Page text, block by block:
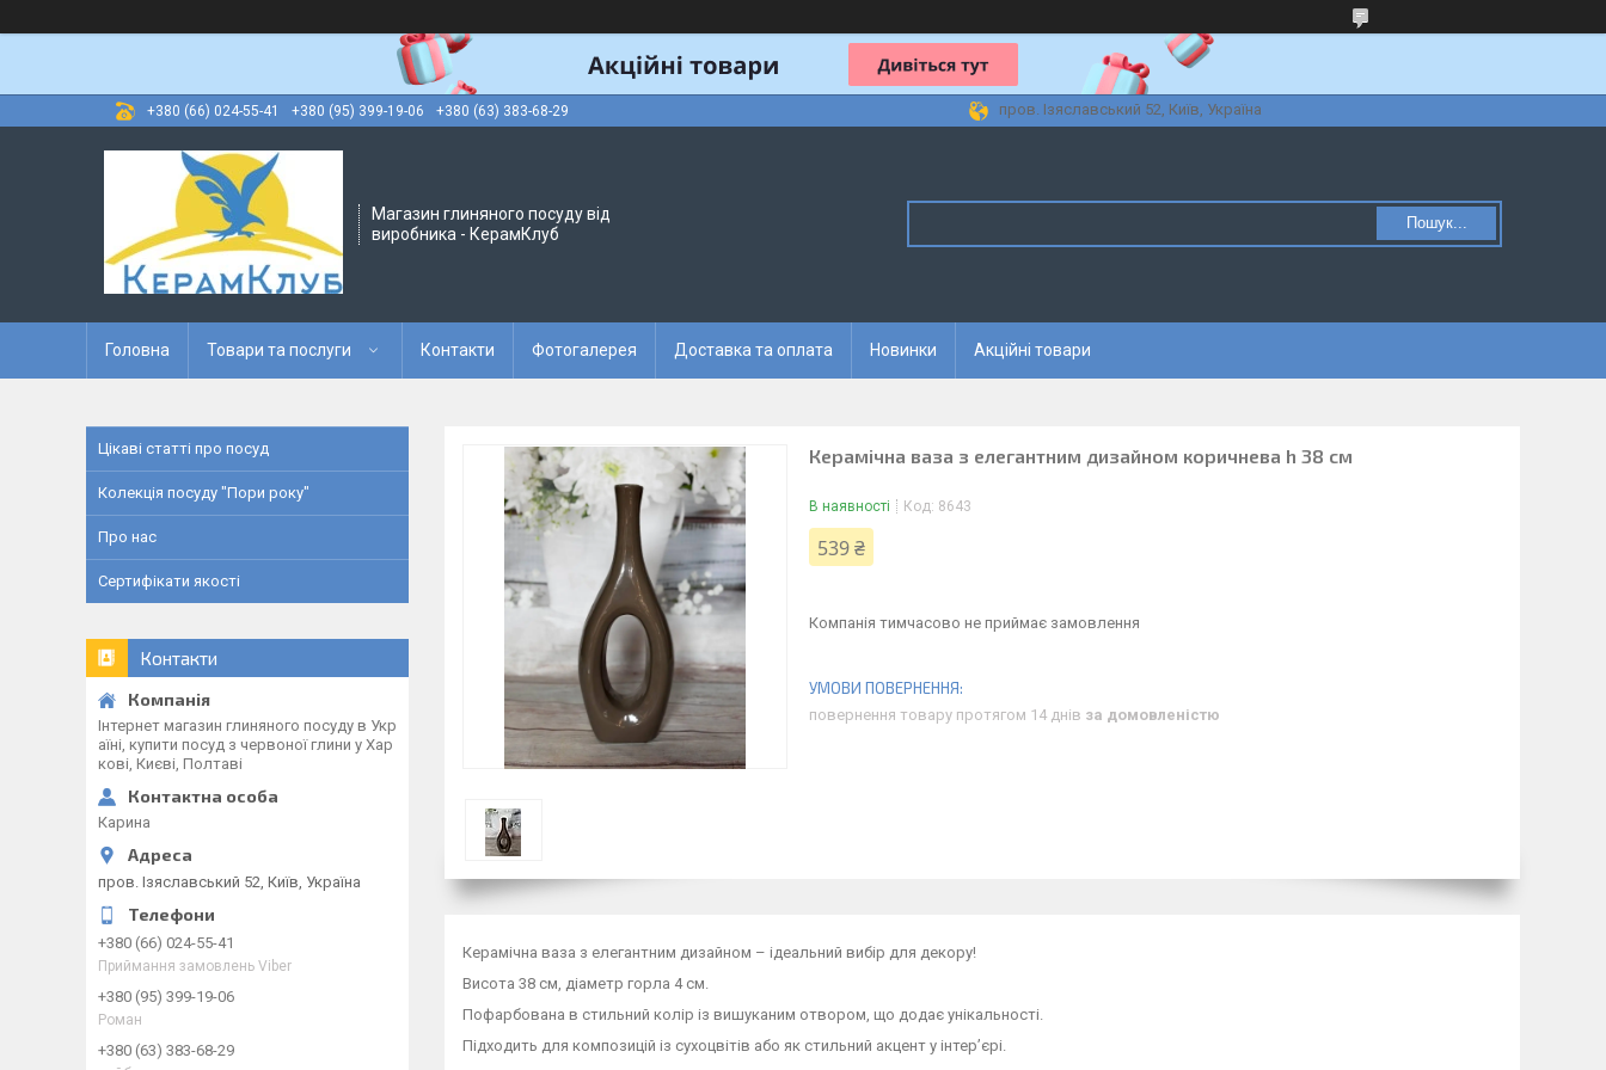
+380 (66) 024-55-41 +380 (95) 399-19-06 +380 (63) 383-68-29 пров. Ізяславський 52, Київ, Україна
Магазин глиняного посуду від
виробника - КерамКлуб
Пошук...
Головна Товари та послуги Контакти Фотогалерея Доставка та оплата Новинки Акційні товари
Керамічна ваза з елегантним дизайном коричнева h 38 см
В наявності Код: 8643
539 ₴
Компанія тимчасово не приймає замовлення
повернення товару протягом 14 днів за домовленістю
Керамічна ваза з елегантним дизайном – ідеальний вибір для декору!
Висота 38 см, діаметр горла 4 см.
Пофарбована в стильний колір із вишуканим отвором, що додає унікальності.
Підходить для композицій із сухоцвітів або як стильний акцент у інтер’єрі.
Цікаві статті про посуд
Колекція посуду "Пори року"
Про нас
Сертифікати якості
Контакти
Інтернет магазин глиняного посуду в Укр
аїні, купити посуд з червоної глини у Хар
кові, Києві, Полтаві
Карина
пров. Ізяславський 52, Київ, Україна
+380 (66) 024-55-41
Приймання замовлень Viber
+380 (95) 399-19-06
Роман
+380 (63) 383-68-29